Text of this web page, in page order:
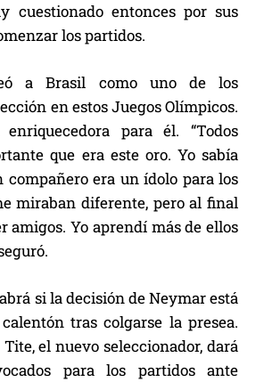
cuestionado entonces por sus
los partidos.
a Brasil como uno de los
en estos Juegos Olímpicos.
para él. “Todos
que era este oro. Yo sabía
compañero era un ídolo para los
miraban diferente, pero al final
amigos. Yo aprendí más de ellos
si la decisión de Neymar está
tras colgarse la presea.
el nuevo seleccionador, dará
para los partidos ante